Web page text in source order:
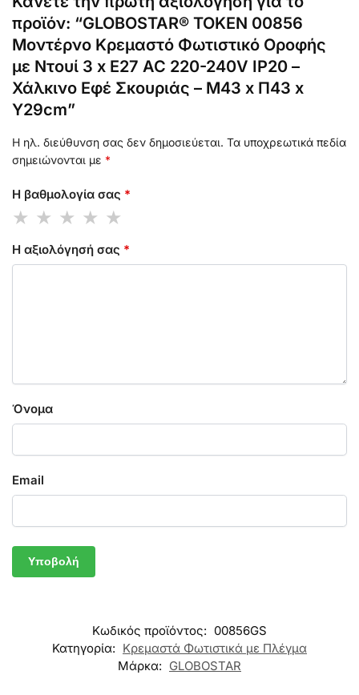
προϊόν: “GLOBOSTAR® TOKEN 00856
Μοντέρνο Κρεμαστό Φωτιστικό Οροφής
με Ντουί 3 x E27 AC 220-240V IP20 –
Χάλκινο Εφέ Σκουριάς – Μ43 x Π43 x
Υ29cm”
Η ηλ. διεύθυνση σας δεν δημοσιεύεται. Τα υποχρεωτικά πεδία
σημειώνονται με *
Η βαθμολογία σας *
Η αξιολόγησή σας *
Όνομα
Email
Κωδικός προϊόντος: 00856GS
Κατηγορία: Κρεμαστά Φωτιστικά με Πλέγμα
Μάρκα: GLOBOSTAR